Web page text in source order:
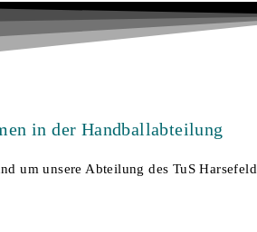
in der Handballabteilung
um unsere Abteilung des TuS